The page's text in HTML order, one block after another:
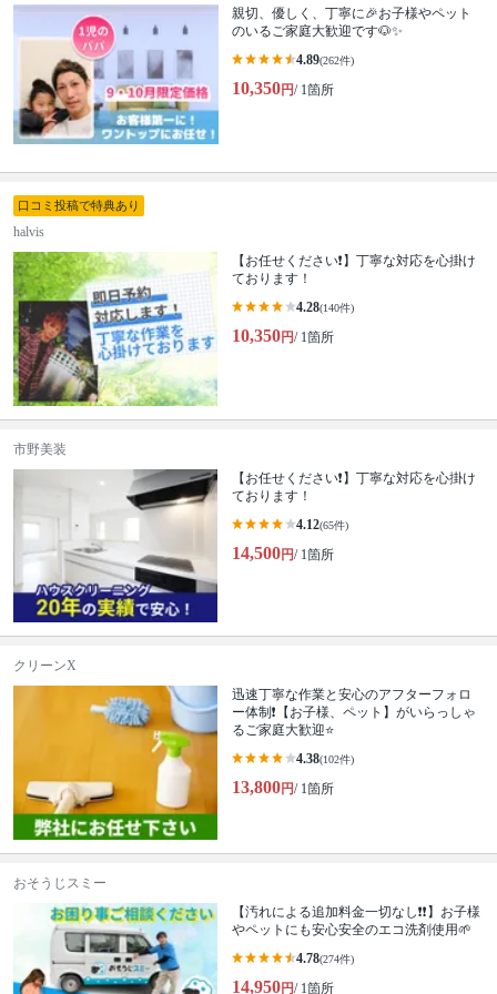
親切、優しく、丁寧に🎉お子様やペット
のいるご家庭大歓迎です🐶✨
4.89(262件)
10,350円/ 1箇所
口コミ投稿で特典あり
halvis
【お任せください❗️】丁寧な対応を心掛け
ております！
4.28(140件)
10,350円/ 1箇所
市野美装
【お任せください❗️】丁寧な対応を心掛け
ております！
4.12(65件)
14,500円/ 1箇所
クリーンX
迅速丁寧な作業と安心のアフターフォロ
ー体制❗️【お子様、ペット】がいらっしゃ
るご家庭大歓迎⭐️
4.38(102件)
13,800円/ 1箇所
おそうじスミー
【汚れによる追加料金一切なし❗️❗️】お子様
やペットにも安心安全のエコ洗剤使用🌱
4.78(274件)
14,950円/ 1箇所